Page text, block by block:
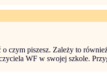
o czym piszesz. Zależy to
WF w swojej szkole.